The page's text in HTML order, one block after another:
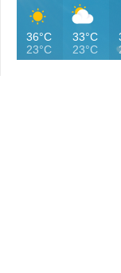
36°C
23°C
33°C
23°C